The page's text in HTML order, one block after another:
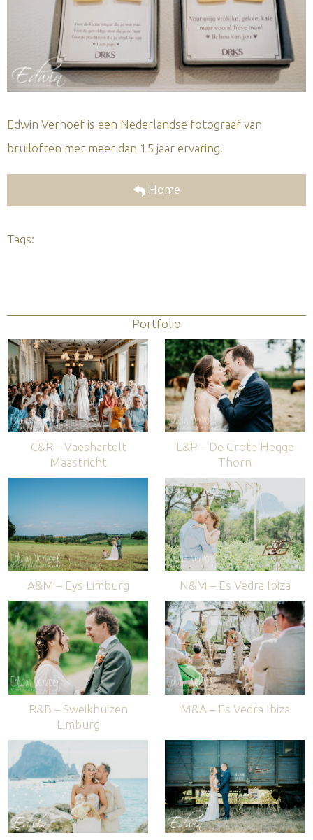
Edwin Verhoef is een Nederlandse fotograaf van
bruiloften met meer dan 15 jaar ervaring.
Home
Tags:
Portfolio
C&R – Vaeshartelt
Maastricht
L&P – De Grote Hegge
Thorn
A&M – Eys Limburg N&M – Es Vedra Ibiza
R&B – Sweikhuizen
Limburg
M&A – Es Vedra Ibiza